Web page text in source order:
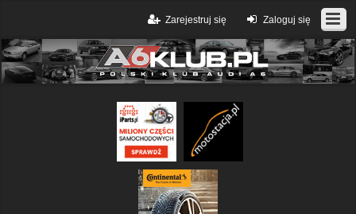
Zaloguj się
Zarejestruj się